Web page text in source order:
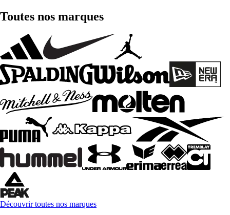
Toutes nos marques
Découvrir toutes nos marques